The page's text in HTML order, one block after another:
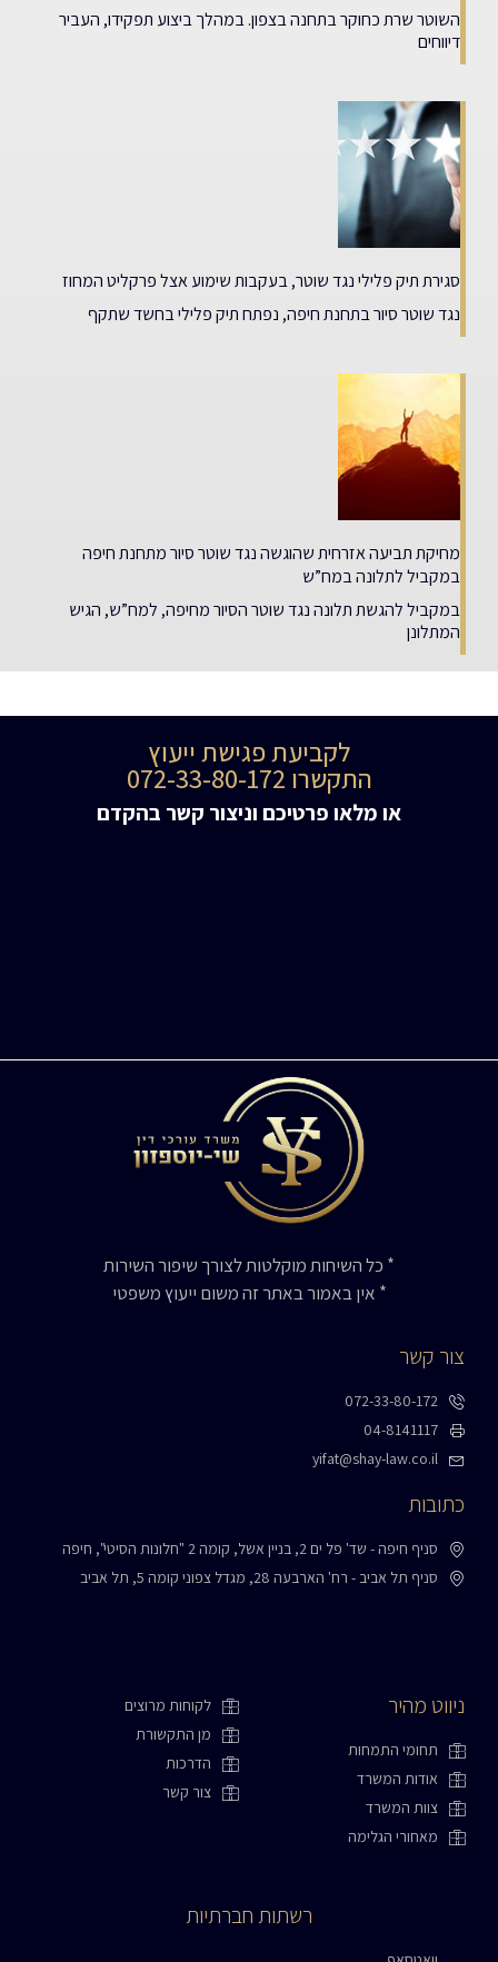
השוטר שרת כחוקר בתחנה בצפון. במהלך ביצוע תפקידו, העביר
דיווחים
סגירת תיק פלילי נגד שוטר, בעקבות שימוע אצל פרקליט המחוז
נגד שוטר סיור בתחנת חיפה, נפתח תיק פלילי בחשד שתקף
מחיקת תביעה אזרחית שהוגשה נגד שוטר סיור מתחנת חיפה
במקביל לתלונה במח”ש
במקביל להגשת תלונה נגד שוטר הסיור מחיפה, למח”ש, הגיש
המתלונן
לקביעת פגישת ייעוץ
התקשרו 072-33-80-172
או מלאו פרטיכם וניצור קשר בהקדם
* כל השיחות מוקלטות לצורך שיפור השירות
* אין באמור באתר זה משום ייעוץ משפטי
צור קשר
072-33-80-172
04-8141117
yifat@shay-law.co.il
כתובות
סניף חיפה - שד' פל ים 2, בניין אשל, קומה 2 "חלונות הסיטי", חיפה
סניף תל אביב - רח' הארבעה 28, מגדל צפוני קומה 5, תל אביב
ניווט מהיר
תחומי התמחות
אודות המשרד
צוות המשרד
מאחורי הגלימה
לקוחות מרוצים
מן התקשורת
הדרכות
צור קשר
רשתות חברתיות